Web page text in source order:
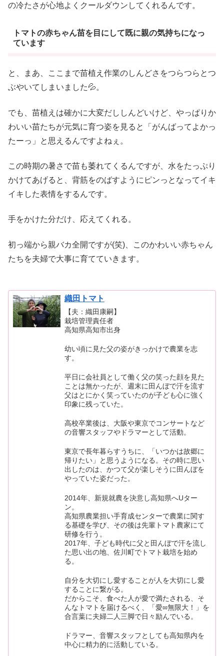
の冷たさが心地よくクールダウンしてくれるんです。
トマトの赤ちゃん苗を目にして既に親の気持ちになっ
ています
と、まあ、ここまで苗植え作業のしんどさをつらつらとつ
ぶやいてしまいました💦。
でも、苗植えは確かに大変だししんどいけど、やっぱりか
わいい苗たちが元気に育つ姿を見ると「がんばってよかっ
たーっ」と思えるんですよねぇ。
この時期の暑さで苗も萎れてくるんですが、水をたっぷり
かけてあげると、背筋をのばすようにピンっとなってイキ
イキした表情をするんです。
手をかけた分だけ、応えてくれる。
初っ端から親バカ全開ですが(笑)、このかわいい赤ちゃん
たちを夫婦で大事に育てていきます。
織田トマト
【夫：織田康嗣】
栽培管理責任者
高知県高知市出身
幼い頃に見た父の姿がきっかけで農業を志
す。
平日に会社員として働く父の笑った顔を見た
ことは無かったが、週末に田んぼで汗を流す
父はとにかく笑っていたのが子ども心に強く
印象に残っていた。
高校卒業後は、大阪や東京でコンサートなど
の音響スタッフやドラマーとして活動。
東京で長年暮らすうちに、「いつかは故郷に
帰りたい」と思うようになる。その時に思い
出したのは、かつて父が楽しそうに田んぼを
やっていた姿だった。
2014年、新規就農を決意し高知県へUター
ン。
高知県農業担い手育成センターで農業に関す
る基礎を学び、その後は先輩トマト農家にて
研修を行う。
2017年、子ども時代に父と田んぼで汗を流し
た思い出の地、佐川町でトマト栽培を始め
る。
自分を大切にし愛することが人を大切にし愛
することに繋がる。
だからこそ、食べた人が愛で満たされる、そ
んなトマトを届けるべく、「愛∞無限大！」を
合言葉に夫婦二人三脚で日々励んでいる。
ドラマー、音響スタッフとしても高知県内を
中心に精力的に活動している。